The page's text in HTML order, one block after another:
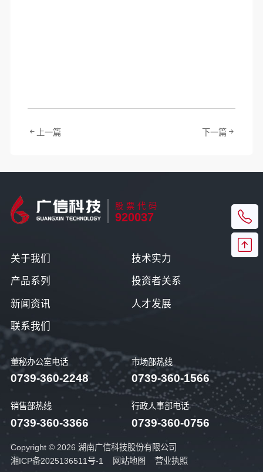
上一篇 下一篇
股票代码
920037
董秘办公室电话
0739-360-2248
市场部热线
0739-360-1566
销售部热线
0739-360-3366
行政人事部电话
0739-360-0756
关于我们 技术实力
产品系列 投资者关系
新闻资讯 人才发展
联系我们
Copyright © 2026 湖南广信科技股份有限公司
湘ICP备2025136511号-1
网站地图 营业执照